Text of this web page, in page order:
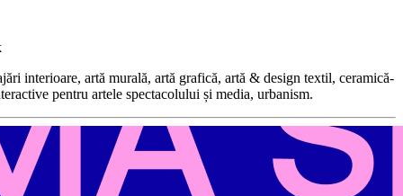
interioare, artă murală, artă grafică, artă & design textil, ceramică-
pentru artele spectacolului și media, urbanism.